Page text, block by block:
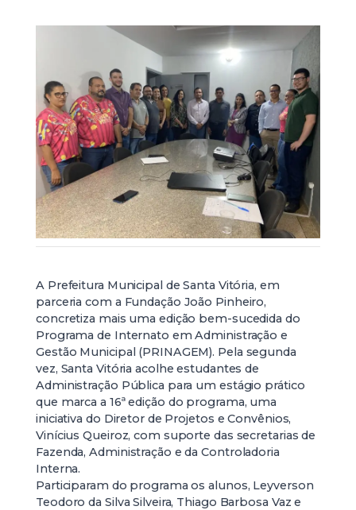
A Prefeitura Municipal de Santa Vitória, em
parceria com a Fundação João Pinheiro,
concretiza mais uma edição bem-sucedida do
Programa de Internato em Administração e
Gestão Municipal (PRINAGEM). Pela segunda
vez, Santa Vitória acolhe estudantes de
Administração Pública para um estágio prático
que marca a 16ª edição do programa, uma
iniciativa do Diretor de Projetos e Convênios,
Vinícius Queiroz, com suporte das secretarias de
Fazenda, Administração e da Controladoria
Interna.
Participaram do programa os alunos, Leyverson
Teodoro da Silva Silveira, Thiago Barbosa Vaz e